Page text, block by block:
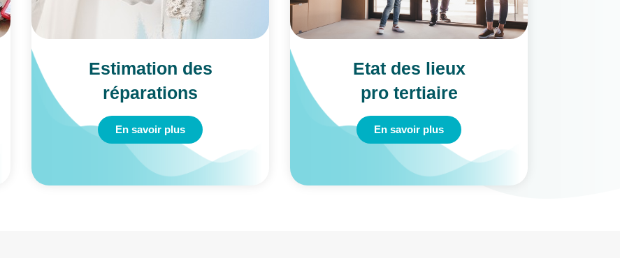
Estimation des
réparations
En savoir plus
Etat des lieux
pro tertiaire
En savoir plus